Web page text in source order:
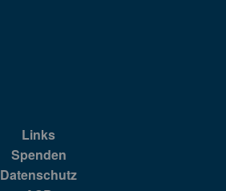
Links
Spenden
Datenschutz